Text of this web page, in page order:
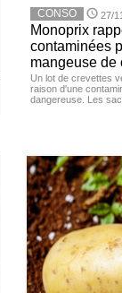
CONSO 27/
Monoprix
contaminées
mangeuse de
Un lot de crevettes
raison d'une
dangereuse. Les